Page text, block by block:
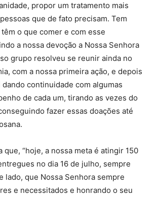
propor um tratamento mais
que de fato precisam. Tem
o que comer e com esse
a nossa devoção a Nossa Senhora
grupo resolveu se reunir ainda no
com a nossa primeira ação, e depois
continuidade com algumas
de cada um, tirando as vezes do
fazer essas doações até
que, “hoje, a nossa meta é atingir 150
no dia 16 de julho, sempre
lado, que Nossa Senhora sempre
e necessitados e honrando o seu